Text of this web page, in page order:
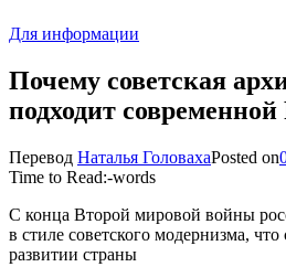
Для информации
Почему советская
подходит современной
Перевод Наталья ГоловахаPosted on
Time to Read:-words
С конца Второй мировой войны
в стиле советского модернизма, что
развитии страны